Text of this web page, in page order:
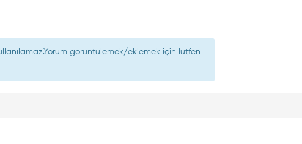
görüntülemek/eklemek için lütfen